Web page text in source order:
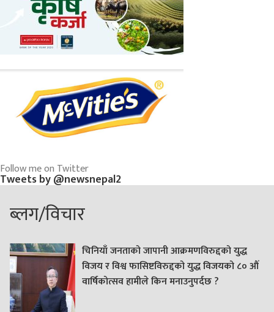
Follow me on Twitter
Tweets by @newsnepal2
ब्लग/विचार
चिनियाँ जनताको जापानी आक्रमणविरुद्दको युद्ध
विजय र विश्व फासिष्टविरुद्दको युद्ध विजयको ८० औं
वार्षिकोत्सव हामीले किन मनाउनुपर्दछ ?